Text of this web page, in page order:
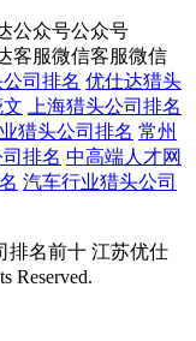
公众号
客服微信
司排名 优仕达猎头
上海猎头公司排名
猎头公司排名 常州
排名 中高端人才网
汽车行业猎头公司
排名前十 江苏优仕
Reserved.